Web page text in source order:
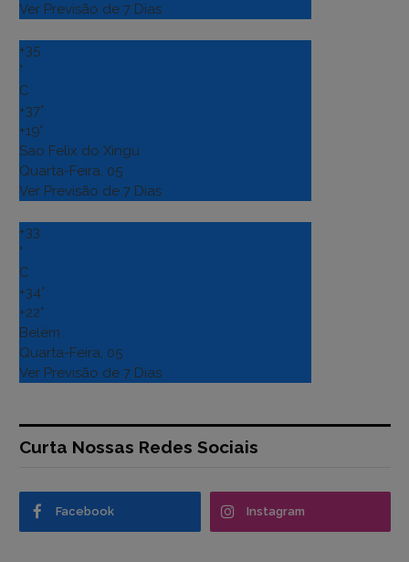
Ver Previsão de 7 Dias
+35
°
C
+37°
+19°
Sao Felix do Xingu
Quarta-Feira, 05
Ver Previsão de 7 Dias
+33
°
C
+34°
+22°
Belém
Quarta-Feira, 05
Ver Previsão de 7 Dias
Curta Nossas Redes Sociais
Facebook Instagram